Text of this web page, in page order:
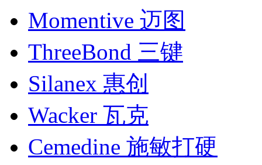
Momentive 迈图
ThreeBond 三键
Silanex 惠创
Wacker 瓦克
Cemedine 施敏打硬